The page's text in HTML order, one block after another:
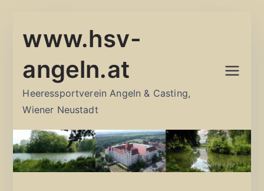
Inhalt
www.hsv-
angeln.at
Heeressportverein Angeln & Casting,
Wiener Neustadt